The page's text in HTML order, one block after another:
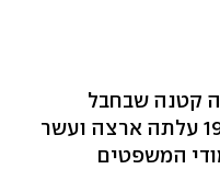
קטנה שבחבל
בוקובינה שברומניה. בשנת 1948 עלתה ארצה ועשר
המשפטים